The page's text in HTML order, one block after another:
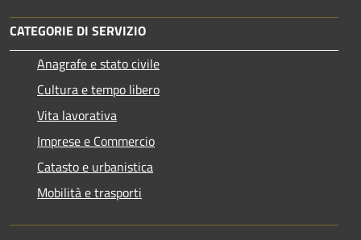
CATEGORIE DI SERVIZIO
Anagrafe e stato civile
Cultura e tempo libero
Vita lavorativa
Imprese e Commercio
Catasto e urbanistica
Mobilità e trasporti